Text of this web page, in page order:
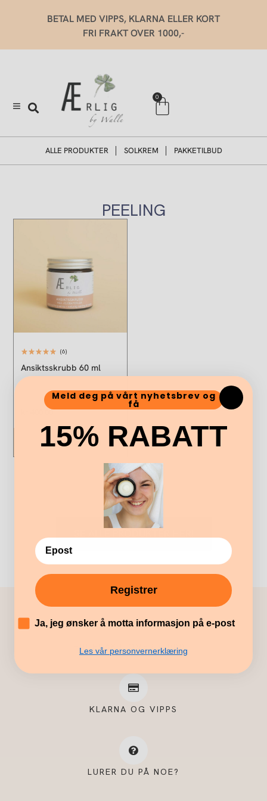
innholdet
BETAL MED VIPPS, KLARNA ELLER KORT
FRI FRAKT OVER 1000,-
0
Handlekurv
ALLE PRODUKTER SOLKREM PAKKETILBUD
PEELING
(6)
Ansiktsskrubb 60 ml
400,00
Legg i handlekurv
FRI FRAKT OVER 1.000,-
KLARNA OG VIPPS
LURER DU PÅ NOE?
Meld deg på vårt nyhetsbrev og
få
15% RABATT
Registrer
´ Ja, jeg ønsker å motta informasjon på e-post
Les vår personvernerklæring